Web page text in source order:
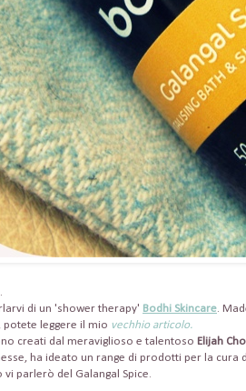
di un 'shower therapy' Bodhi Skincare.
potete leggere il mio vechhio articolo.
creati dal meraviglioso e talentoso Elijah
ha ideato un range di prodotti per la cura
vi parlerò del Galangal Spice.